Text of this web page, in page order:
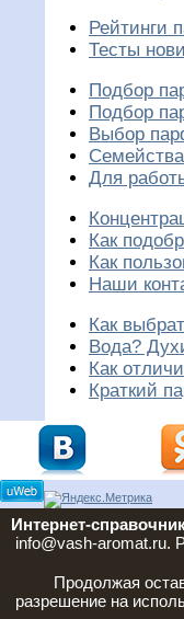
Рейтинги
Тесты
Подбор
Подбор
Выбор
Для
Как
Как
Наши
Как
Вода?
Как
Краткий
Интернет-
info@vash-aromat.ru.
Продолжая
разрешение на